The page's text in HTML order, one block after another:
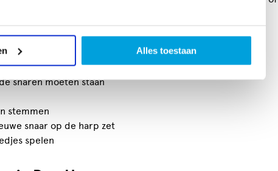
Alles toestaan
je:
snaren moeten staan
stemmen
snaar op de harp zet
spelen